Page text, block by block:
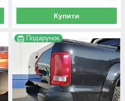
Купити
Подарунок